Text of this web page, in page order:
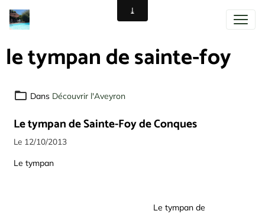
le tympan de sainte-foy
Dans Découvrir l'Aveyron
Le tympan de Sainte-Foy de Conques
Le 12/10/2013
Le tympan
Le tympan de